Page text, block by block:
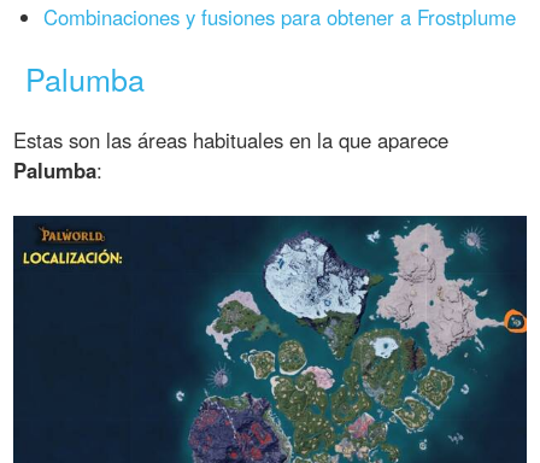
Combinaciones y fusiones para obtener a Frostplume
Palumba
Estas son las áreas habituales en la que aparece
Palumba: